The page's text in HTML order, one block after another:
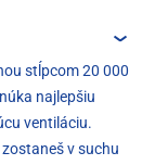
stĺpcom 20 000
najlepšiu
ventiláciu.
v suchu